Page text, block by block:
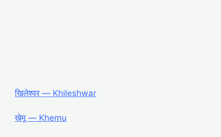
खिलेश्वर ― Khileshwar
खेमू ― Khemu